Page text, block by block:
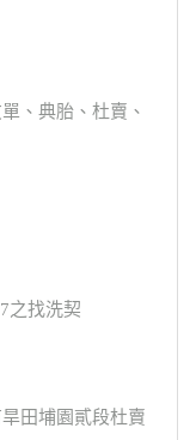
、典胎、杜賣、
之找洗契
田埔園貳段杜賣